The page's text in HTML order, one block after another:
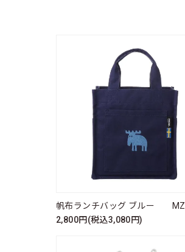
帆布ランチバッグ ブルー MZ
2,800円(税込3,080円)